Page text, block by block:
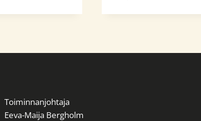
Toiminnanjohtaja
Eeva-Maija Bergholm